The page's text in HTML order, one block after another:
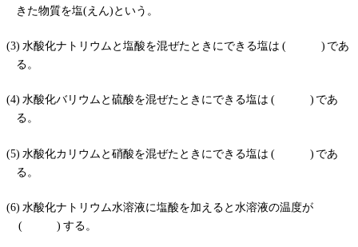
きた物質を塩(えん)という。
水酸化ナトリウムと塩酸を混ぜたときにできる塩は
であ
る。
水酸化バリウムと硫酸を混ぜたときにできる塩は
であ
る。
水酸化カリウムと硝酸を混ぜたときにできる塩は
であ
る。
水酸化ナトリウム水溶液に塩酸を加えると水溶液の温度が
する。